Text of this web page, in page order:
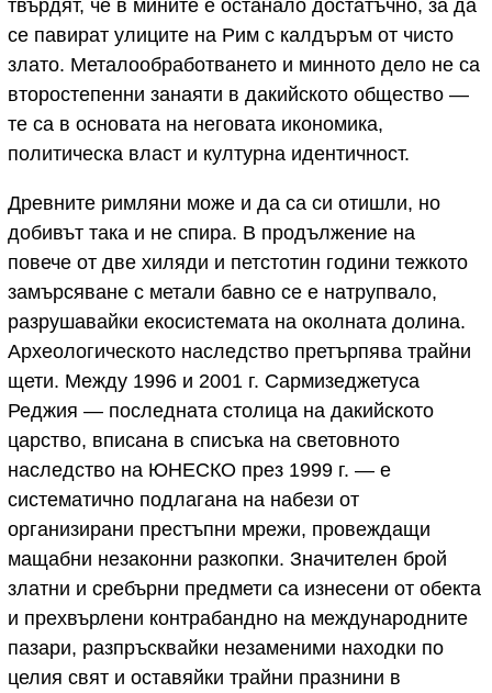
твърдят, че в мините е останало достатъчно, за да
се павират улиците на Рим с калдъръм от чисто
злато. Металообработването и минното дело не са
второстепенни занаяти в дакийското общество —
те са в основата на неговата икономика,
политическа власт и културна идентичност.
Древните римляни може и да са си отишли, но
добивът така и не спира. В продължение на
повече от две хиляди и петстотин години тежкото
замърсяване с метали бавно се е натрупвало,
разрушавайки екосистемата на околната долина.
Археологическото наследство претърпява трайни
щети. Между 1996 и 2001 г. Сармизеджетуса
Реджия — последната столица на дакийското
царство, вписана в списъка на световното
наследство на ЮНЕСКО през 1999 г. — е
систематично подлагана на набези от
организирани престъпни мрежи, провеждащи
мащабни незаконни разкопки. Значителен брой
златни и сребърни предмети са изнесени от обекта
и прехвърлени контрабандно на международните
пазари, разпръсквайки незаменими находки по
целия свят и оставяйки трайни празнини в